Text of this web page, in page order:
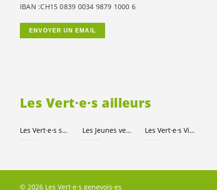
Les Vert·e·s ailleurs
Les Vert·e·s suisses Les Jeunes vert-e-s Les Vert·e·s Ville de Genève
IBAN :CH15 0839 0034 9879 1000 6
ENVOYER UN EMAIL
© 2026 Les Vert·e·s genevois·es